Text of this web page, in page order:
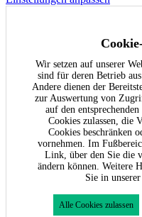
Wir setzen auf unserer
sind für deren Betrieb
Andere dienen der
zur Auswertung von
auf den
Cookies zulassen, die
Cookies beschränken
vornehmen. Im
Link, über den Sie die
ändern können. Weitere
Sie in unserer
Alle Cookies zulassen